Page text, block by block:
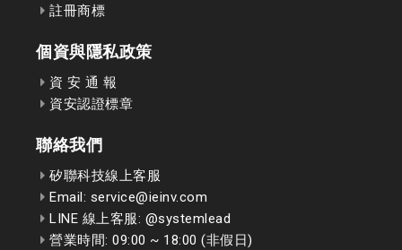
註冊商標
個資與隱私政策
資 安 通 報
資安認證標章
聯絡我們
矽聯科技線上客服
Email: service@ieinv.com
LINE 線上客服: @systemlead
營業時間: 09:00 ~ 18:00 (非假日)